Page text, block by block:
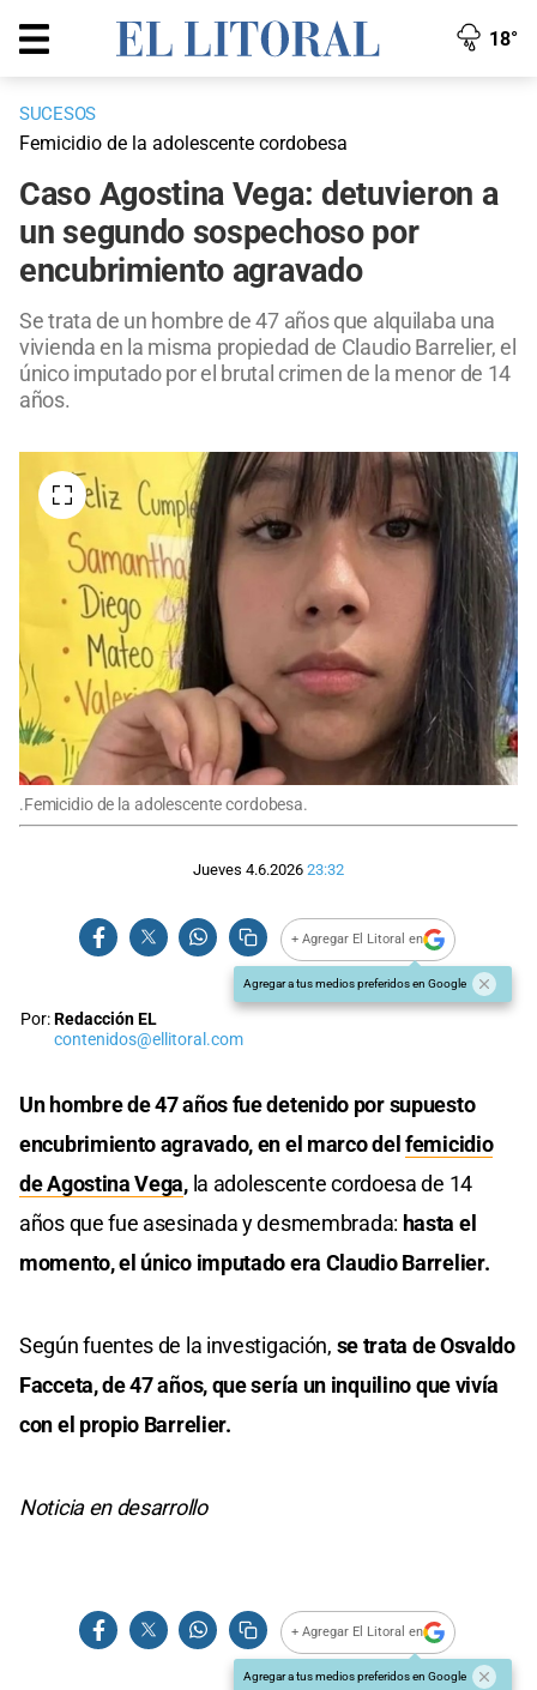
18°
SUCESOS
Femicidio de la adolescente cordobesa
Caso Agostina Vega: detuvieron a
un segundo sospechoso por
encubrimiento agravado
Se trata de un hombre de 47 años que alquilaba una
vivienda en la misma propiedad de Claudio Barrelier, el
único imputado por el brutal crimen de la menor de 14
años.
.Femicidio de la adolescente cordobesa.
Jueves 4.6.2026 23:32
+ Agregar El Litoral en
Agregar a tus medios preferidos en Google
Por:Redacción EL
contenidos@ellitoral.com
Un hombre de 47 años fue detenido por supuesto
encubrimiento agravado, en el marco delfemicidio
de Agostina Vega,la adolescente cordoesa de 14
años que fue asesinada y desmembrada: hasta el
momento, el único imputado era Claudio Barrelier.
Según fuentes de la investigación, se trata de Osvaldo
Facceta, de 47 años, que sería un inquilino que vivía
con el propio Barrelier.
Noticia en desarrollo
+ Agregar El Litoral en
Agregar a tus medios preferidos en Google